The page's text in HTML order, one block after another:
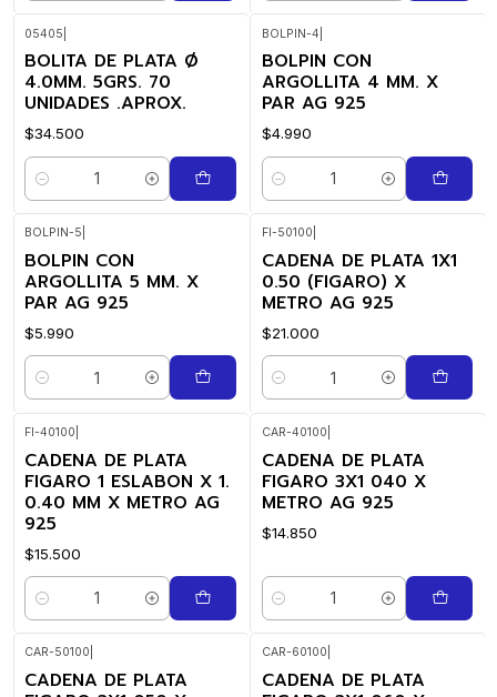
05405
BOLITA DE PLATA Ø
4.0MM. 5GRS. 70
UNIDADES .APROX.
$34.500
Quantidade
BOLPIN-4
BOLPIN CON
ARGOLLITA 4 MM. X
PAR AG 925
$4.990
Quantidade
BOLPIN-5
BOLPIN CON
ARGOLLITA 5 MM. X
PAR AG 925
$5.990
Quantidade
FI-50100
CADENA DE PLATA 1X1
0.50 (FIGARO) X
METRO AG 925
$21.000
Quantidade
FI-40100
CADENA DE PLATA
FIGARO 1 ESLABON X 1.
0.40 MM X METRO AG
925
$15.500
Quantidade
CAR-40100
CADENA DE PLATA
FIGARO 3X1 040 X
METRO AG 925
$14.850
Quantidade
CAR-50100
CADENA DE PLATA
CAR-60100
CADENA DE PLATA